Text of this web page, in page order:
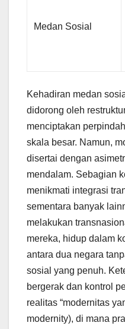
Medan Sosial
Kehadiran medan
didorong oleh
menciptakan
skala besar. Namun,
disertai dengan
mendalam. Sebagian
menikmati integrasi
sementara banyak
melakukan
mereka, hidup dalam
antara dua negara
sosial yang penuh.
bergerak dan kontrol
realitas “modernitas
modernity), di mana